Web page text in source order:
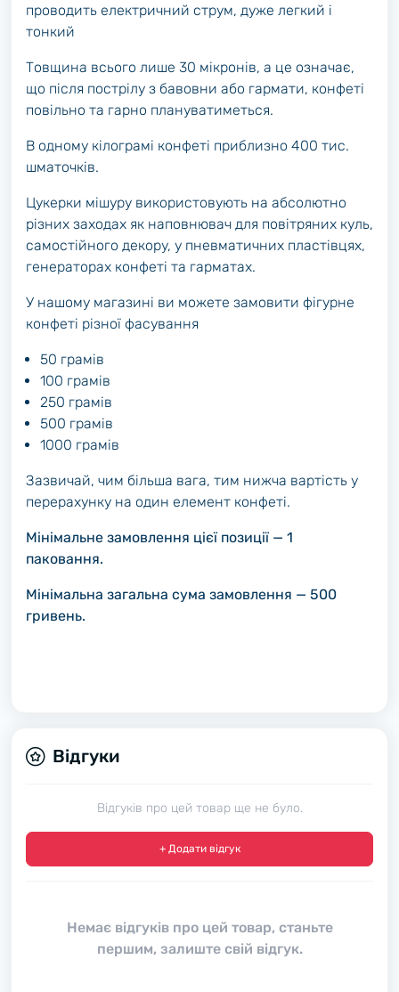
проводить електричний струм, дуже легкий і
тонкий
Товщина всього лише 30 мікронів, а це означає,
що після пострілу з бавовни або гармати, конфеті
повільно та гарно плануватиметься.
В одному кілограмі конфеті приблизно 400 тис.
шматочків.
Цукерки мішуру використовують на абсолютно
різних заходах як наповнювач для повітряних куль,
самостійного декору, у пневматичних пластівцях,
генераторах конфеті та гарматах.
У нашому магазині ви можете замовити фігурне
конфеті різної фасування
50 грамів
100 грамів
250 грамів
500 грамів
1000 грамів
Зазвичай, чим більша вага, тим нижча вартість у
перерахунку на один елемент конфеті.
Мінімальне замовлення цієї позиції — 1
паковання.
Мінімальна загальна сума замовлення — 500
гривень.
Відгуки
Відгуків про цей товар ще не було.
+ Додати відгук
Немає відгуків про цей товар, станьте
першим, залиште свій відгук.